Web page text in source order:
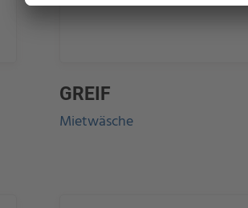
GREIF
Mietwäsche